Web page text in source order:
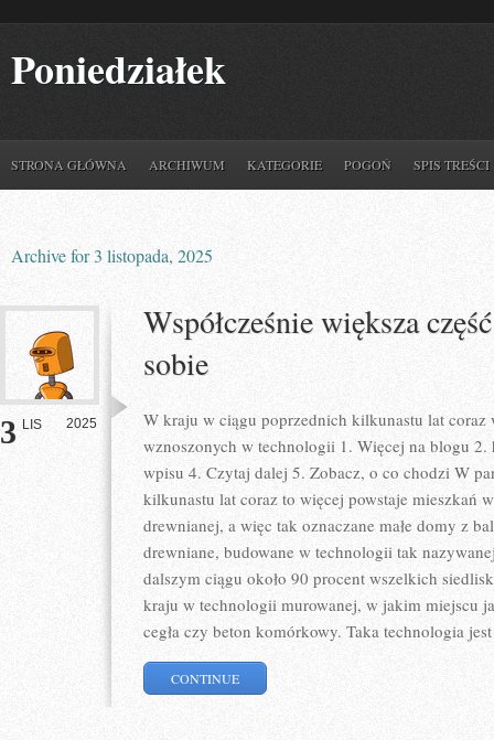
Poniedziałek
STRONA GŁÓWNA ARCHIWUM KATEGORIE POGOŃ SPIS TREŚCI
Archive for 3 listopada, 2025
3 LIS 2025
Współcześnie większa
sobie
W kraju w ciągu poprzednich kilkunastu lat coraz
wznoszonych w technologii 1. Więcej na blogu 2.
wpisu 4. Czytaj dalej 5. Zobacz, o co chodzi W
kilkunastu lat coraz to więcej powstaje mieszkań
drewnianej, a więc tak oznaczane małe domy z
drewniane, budowane w technologii tak
dalszym ciągu około 90 procent wszelkich
kraju w technologii murowanej, w jakim miejscu
cegła czy beton komórkowy. Taka technologia
CONTINUE